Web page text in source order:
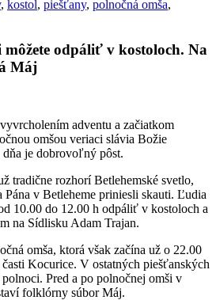
, kostol, piešťany, polnočná omša,
môžete odpáliť v kostoloch. Na
Máj
adventu a začiatkom
omšou veriaci slávia Božie
dňa je dobrovoľný pôst.
tradične rozhorí Betlehemské svetlo,
v Betleheme priniesli skauti. Ľudia
10.00 do 12.00 h odpáliť v kostoloch a
na Sídlisku Adam Trajan.
omša, ktorá však začína už o 22.00
Kocurice. V ostatných piešťanských
Pred a po polnočnej omši v
folklórny súbor Máj.